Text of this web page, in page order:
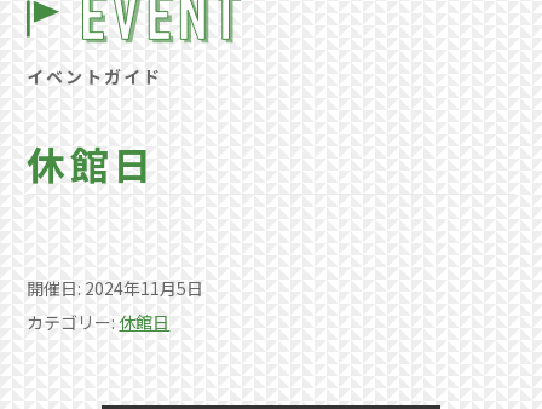
イベントガイド
休館日
開催日: 2024年11月5日
カテゴリー: 休館日